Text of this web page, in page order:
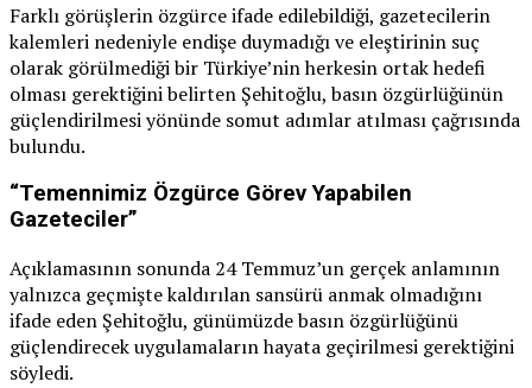
Farklı görüşlerin özgürce ifade edilebildiği, gazetecilerin
kalemleri nedeniyle endişe duymadığı ve eleştirinin suç
olarak görülmediği bir Türkiye’nin herkesin ortak hedefi
olması gerektiğini belirten Şehitoğlu, basın özgürlüğünün
güçlendirilmesi yönünde somut adımlar atılması çağrısında
bulundu.
“Temennimiz Özgürce Görev Yapabilen
Gazeteciler”
Açıklamasının sonunda 24 Temmuz’un gerçek anlamının
yalnızca geçmişte kaldırılan sansürü anmak olmadığını
ifade eden Şehitoğlu, günümüzde basın özgürlüğünü
güçlendirecek uygulamaların hayata geçirilmesi gerektiğini
söyledi.